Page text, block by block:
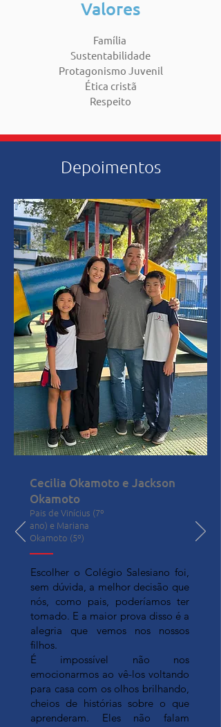
Valores
Família
Sustentabilidade
Protagonismo Juvenil
Ética cristã
Respeito
Depoimentos
Cecilia Okamoto e Jackson
Okamoto
Pais de Vinícius (7º
ano) e Mariana
Okamoto (5º)
Escolher o Colégio Salesiano foi,
sem dúvida, a melhor decisão que
nós, como pais, poderíamos ter
tomado. E a maior prova disso é a
alegria que vemos nos nossos
filhos.
​É impossível não nos
emocionarmos ao vê-los voltando
para casa com os olhos brilhando,
cheios de histórias sobre o que
aprenderam. Eles não falam